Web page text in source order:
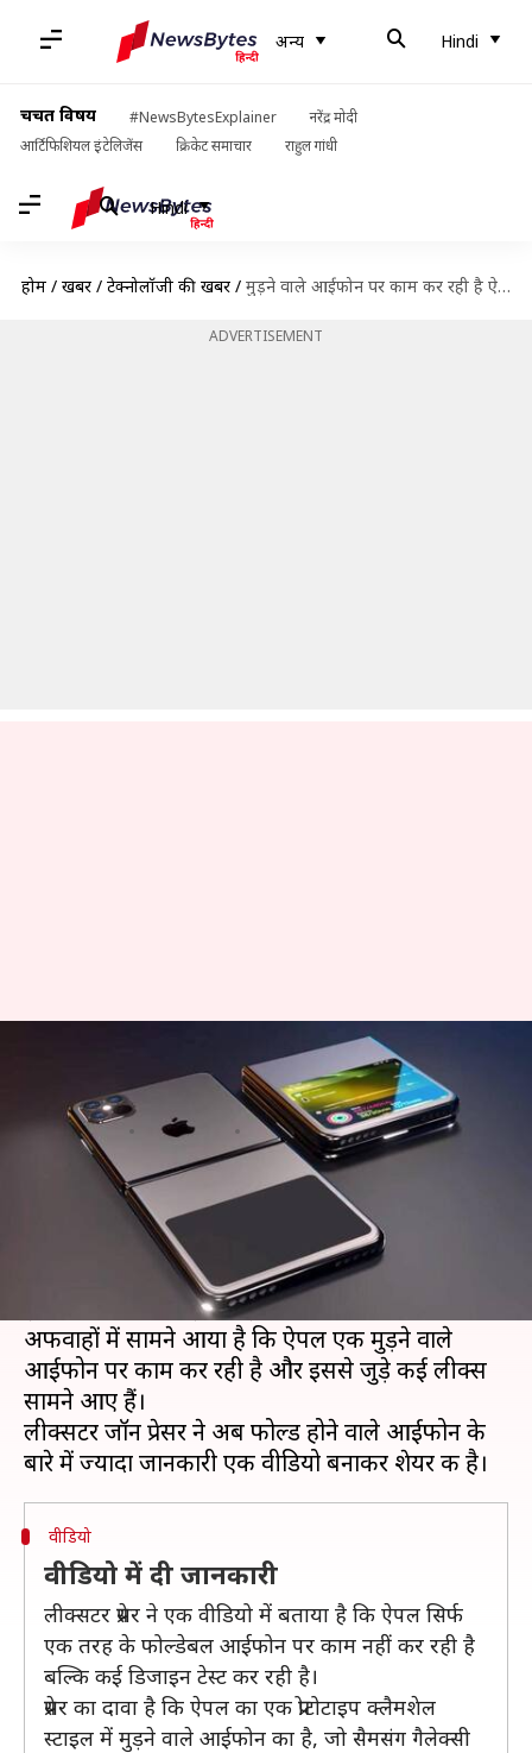
अन्य Hindi
चर्चित विषय #NewsBytesExplainer
नरेंद्र मोदी
आर्टिफिशियल इंटेलिजेंस
क्रिकेट समाचार राहुल गांधी
Hindi
होम / खबरें / टेक्नोलॉजी की खबरें / मुड़ने वाले आईफोन पर काम कर रही है ऐपल, सामने आए लीक्स
ADVERTISEMENT
मुड़ने वाले आईफोन पर काम कर रही
है ऐपल, सामने आए लीक्स
प्राणेश तिवारी Dec 29, 2020 04:49 pm
साल 2019 की शुरुआत में ही सैमसंग ने फोल्डेबल डिस्प्ले
वाला फोन लॉन्च कर दिया था, लेकिन अब तक ऐपल ने
इस टेक के साथ कोई डिवाइस नहीं उतारा है।
अफवाहों में सामने आया है कि ऐपल एक मुड़ने वाले
आईफोन पर काम कर रही है और इससे जुड़े कई लीक्स
सामने आए हैं।
लीक्सटर जॉन प्रेसर ने अब फोल्ड होने वाले आईफोन के
वीडियो
वीडियो में दी जानकारी
लीक्सटर प्रेसर ने एक वीडियो में बताया है कि ऐपल सिर्फ
एक तरह के फोल्डेबल आईफोन पर काम नहीं कर रही है
बल्कि कई डिजाइन टेस्ट कर रही है।
प्रेसर का दावा है कि ऐपल का एक प्रोटोटाइप क्लैमशेल
स्टाइल में मुड़ने वाले आईफोन का है, जो सैमसंग गैलेक्सी